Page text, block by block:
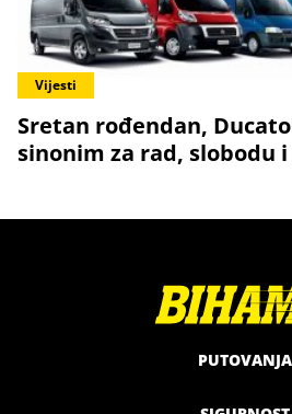
Vijesti
Sretan rođendan,
sinonim za rad, slobodu
PUTOVANJA